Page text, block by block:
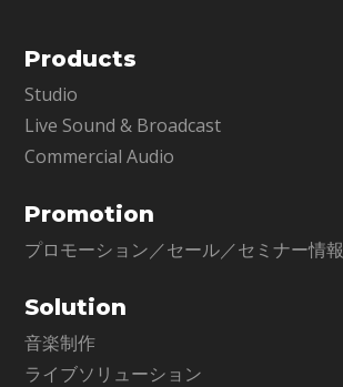
Products
Studio
Live Sound & Broadcast
Commercial Audio
Promotion
プロモーション／セール／セミナー情報
Solution
音楽制作
ライブソリューション